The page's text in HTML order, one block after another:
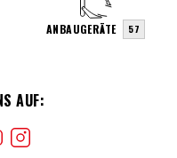
AUF:
ANBAUGERÄTE 57